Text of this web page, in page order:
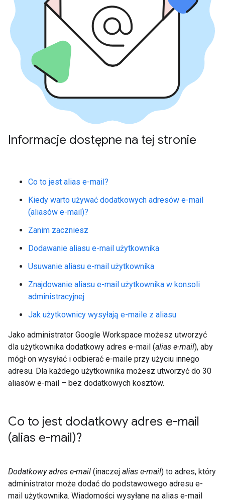
Informacje dostępne na tej stronie
Co to jest alias e-mail?
Kiedy warto używać dodatkowych adresów e-mail
(aliasów e-mail)?
Zanim zaczniesz
Dodawanie aliasu e-mail użytkownika
Usuwanie aliasu e-mail użytkownika
Znajdowanie aliasu e-mail użytkownika w konsoli
administracyjnej
Jak użytkownicy wysyłają e-maile z aliasu
Jako administrator Google Workspace możesz utworzyć
dla użytkownika dodatkowy adres e-mail (alias e-mail), aby
mógł on wysyłać i odbierać e-maile przy użyciu innego
adresu. Dla każdego użytkownika możesz utworzyć do 30
aliasów e-mail – bez dodatkowych kosztów.
Co to jest dodatkowy adres e-mail
(alias e-mail)?
Dodatkowy adres e-mail (inaczej alias e-mail) to adres, który
administrator może dodać do podstawowego adresu e-
mail użytkownika. Wiadomości wysyłane na alias e-mail